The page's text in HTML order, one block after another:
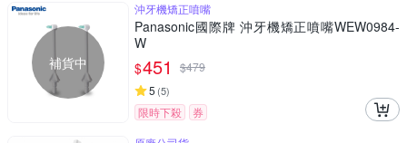
補貨中
沖牙機矯正噴嘴
Panasonic國際牌 沖牙機矯正噴嘴WEW0984-
W
$451 $479
5 (5)
限時下殺
券